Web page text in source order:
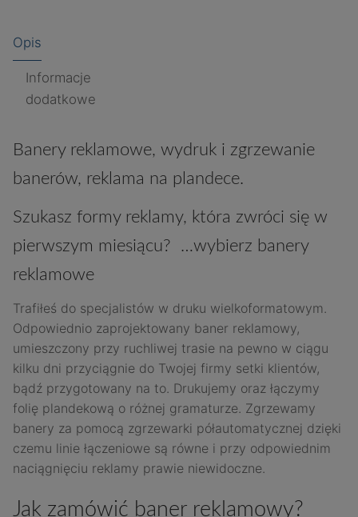
Opis
Informacje
dodatkowe
Banery reklamowe, wydruk i zgrzewanie
banerów, reklama na plandece.
Szukasz formy reklamy, która zwróci się w
pierwszym miesiącu? …wybierz banery
reklamowe
Trafiłeś do specjalistów w druku wielkoformatowym.
Odpowiednio zaprojektowany baner reklamowy,
umieszczony przy ruchliwej trasie na pewno w ciągu
kilku dni przyciągnie do Twojej firmy setki klientów,
bądź przygotowany na to. Drukujemy oraz łączymy
folię plandekową o różnej gramaturze. Zgrzewamy
banery za pomocą zgrzewarki półautomatycznej dzięki
czemu linie łączeniowe są równe i przy odpowiednim
naciągnięciu reklamy prawie niewidoczne.
Jak zamówić baner reklamowy?